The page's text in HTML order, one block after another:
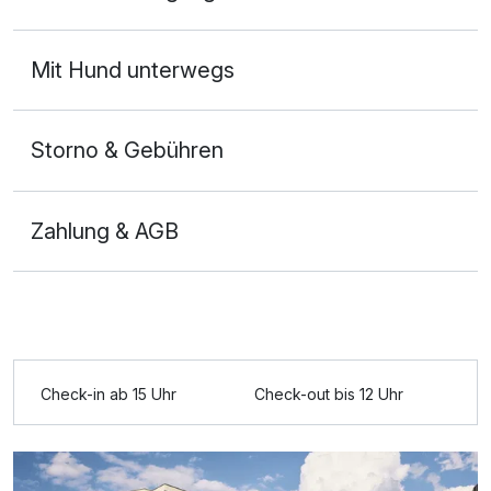
Mit Hund unterwegs
Storno & Gebühren
Zahlung & AGB
Check-in ab 15 Uhr Check-out bis 12 Uhr